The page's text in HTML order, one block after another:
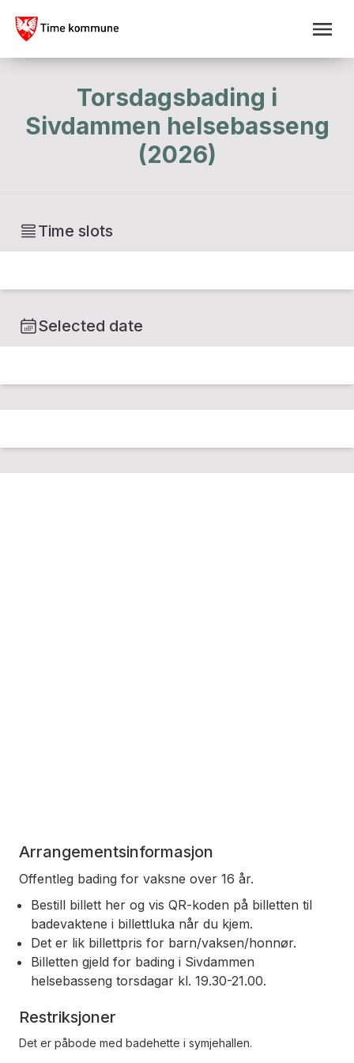
Torsdagsbading i
Sivdammen helsebasseng
(2026)
Time slots
Selected date
Arrangementsinformasjon
Offentleg bading for vaksne over 16 år.
Bestill billett her og vis QR-koden på billetten til
badevaktene i billettluka når du kjem.
Det er lik billettpris for barn/vaksen/honnør.
Billetten gjeld for bading i Sivdammen
helsebasseng torsdagar kl. 19.30-21.00.
Restriksjoner
Det er påbode med badehette i symjehallen.